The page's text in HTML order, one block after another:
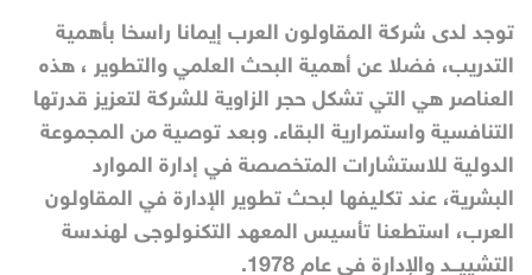
توجد لدى شركة المقاولون العرب إيمانا راسخا بأهمية
التدريب، فضلا عن أهمية البحث العلمي والتطوير ، هذه
العناصر هي التي تشكل حجر الزاوية للشركة لتعزيز قدرتها
التنافسية واستمرارية البقاء. وبعد توصية من المجموعة
الدولية للاستشارات المتخصصة في إدارة الموارد
البشرية، عند تكليفها لبحث تطوير الإدارة في المقاولون
العرب، استطعنا تأسيس المعهد التكنولوجى لهندسة
التشييــد والإدارة في عام 1978.